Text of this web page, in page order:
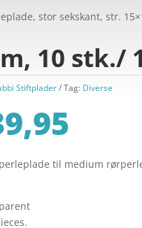
stor sekskant, str.
10 stk./
Stiftplader Tag: Diverse
til medium